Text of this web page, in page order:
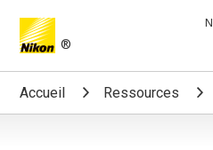
®
Search keyword(s)
Accueil Ressources